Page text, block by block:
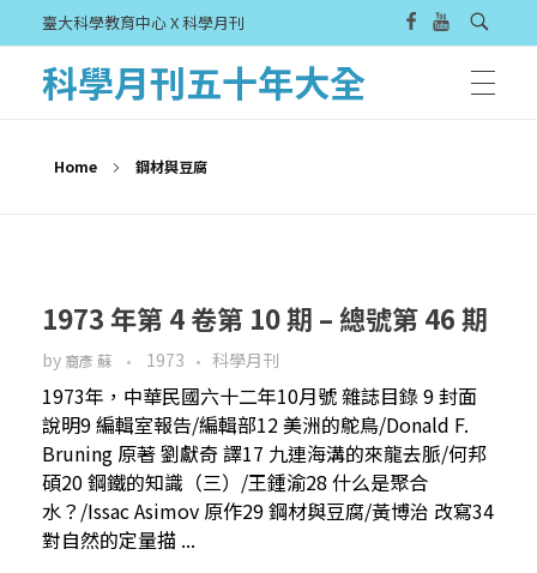
臺大科學教育中心 X 科學月刊
科學月刊五十年大全
Home 鋼材與豆腐
1973 年第 4 卷第 10 期 – 總號第 46 期
by 裔彥 蘇 1973 科學月刊
1973年，中華民國六十二年10月號 雜誌目錄 9 封面
說明9 編輯室報告/編輯部12 美洲的鴕鳥/Donald F.
Bruning 原著 劉獻奇 譯17 九連海溝的來龍去脈/何邦
碩20 鋼鐵的知識（三）/王鍾渝28 什么是聚合
水？/Issac Asimov 原作29 鋼材與豆腐/黃博治 改寫34
對自然的定量描 ...